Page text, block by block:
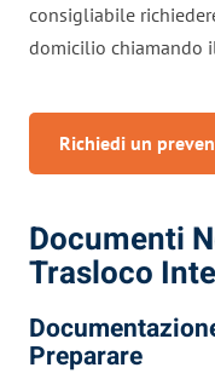
consigliabile
domicilio chiamando
Richiedi un
Documenti
Trasloco
Preparare